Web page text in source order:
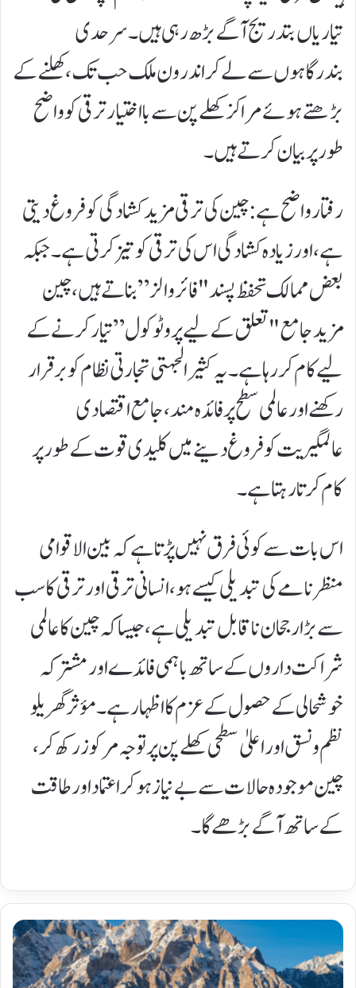
تیاریاں بتدریج آگے بڑھ رہی ہیں۔ سرحدی
بندرگاہوں سے لے کر اندرون ملک حب تک، کھلنے کے
بڑھتے ہوئے مراکز کھلے پن سے بااختیار ترقی کو واضح
طور پر بیان کرتے ہیں۔
رفتار واضح ہے: چین کی ترقی مزید کشادگی کو فروغ دیتی
ہے، اور زیادہ کشادگی اس کی ترقی کو تیز کرتی ہے۔ جبکہ
بعض ممالک تحفظ پسند "فائر والز” بناتے ہیں، چین
مزید جامع "تعلق کے لیے پروٹوکول” تیار کرنے کے
لیے کام کر رہا ہے۔ یہ کثیر الجہتی تجارتی نظام کو برقرار
رکھنے اور عالمی سطح پر فائدہ مند، جامع اقتصادی
عالمگیریت کو فروغ دینے میں کلیدی قوت کے طور پر
کام کرتا رہتا ہے۔
اس بات سے کوئی فرق نہیں پڑتا ہے کہ بین الاقوامی
منظر نامے کی تبدیلی کیسے ہو، انسانی ترقی اور ترقی کا سب
سے بڑا رجحان ناقابل تبدیلی ہے، جیسا کہ چین کا عالمی
شراکت داروں کے ساتھ باہمی فائدے اور مشترکہ
خوشحالی کے حصول کے عزم کا اظہار ہے۔ مؤثر گھریلو
نظم و نسق اور اعلیٰ سطحی کھلے پن پر توجہ مرکوز رکھ کر،
چین موجودہ حالات سے بے نیاز ہوکر اعتماد اور طاقت
کے ساتھ آگے بڑھے گا۔